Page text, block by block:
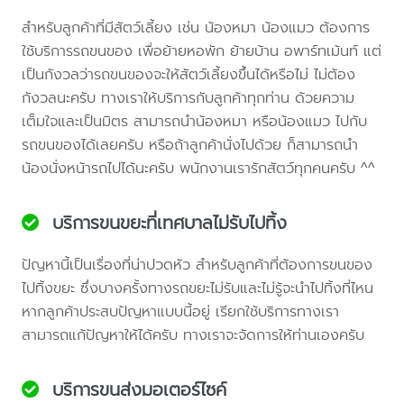
สำหรับลูกค้าที่มีสัตว์เลี้ยง เช่น น้องหมา น้องแมว ต้องการ
ใช้บริการรถขนของ เพื่อย้ายหอพัก ย้ายบ้าน อพาร์ทเม้นท์ แต่
เป็นกังวลว่ารถขนของจะให้สัตว์เลี้ยงขึ้นได้หรือไม่ ไม่ต้อง
กังวลนะครับ ทางเราให้บริการกับลูกค้าทุกท่าน ด้วยความ
เต็มใจและเป็นมิตร สามารถนำน้องหมา หรือน้องแมว ไปกับ
รถขนของได้เลยครับ หรือถ้าลูกค้านั่งไปด้วย ก็สามารถนำ
น้องนั่งหน้ารถไปได้นะครับ พนักงานเรารักสัตว์ทุกคนครับ ^^
บริการขนขยะที่เทศบาลไม่รับไปทิ้ง
ปัญหานี้เป็นเรื่องที่น่าปวดหัว สำหรับลูกค้าที่ต้องการขนของ
ไปทิ้งขยะ ซึ่งบางครั้งทางรถขยะไม่รับและไม่รู้จะนำไปทิ้งที่ไหน
หากลูกค้าประสบปัญหาแบบนี้อยู่ เรียกใช้บริการทางเรา
สามารถแก้ปัญหาให้ได้ครับ ทางเราจะจัดการให้ท่านเองครับ
บริการขนส่งมอเตอร์ไซค์